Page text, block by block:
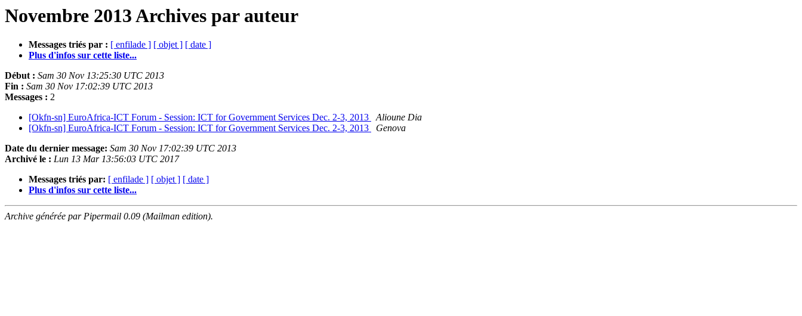
Novembre 2013 Archives par auteur
Messages triés par : [ enfilade ] [ objet ] [ date ]
Plus d'infos sur cette liste...
Début : Sam 30 Nov 13:25:30 UTC 2013
Fin : Sam 30 Nov 17:02:39 UTC 2013
Messages : 2
[Okfn-sn] EuroAfrica-ICT Forum - Session: ICT for Government Services Dec. 2-3, 2013
Alioune Dia
[Okfn-sn] EuroAfrica-ICT Forum - Session: ICT for Government Services Dec. 2-3, 2013
Genova
Date du dernier message: Sam 30 Nov 17:02:39 UTC 2013
Archivé le : Lun 13 Mar 13:56:03 UTC 2017
Messages triés par: [ enfilade ] [ objet ] [ date ]
Plus d'infos sur cette liste...
Archive générée par Pipermail 0.09 (Mailman edition).